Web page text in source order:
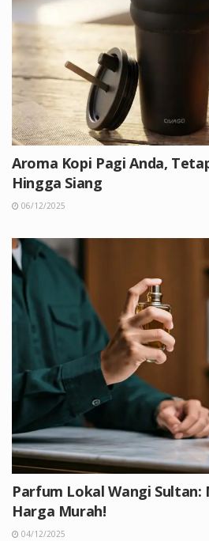
Aroma Kopi Pagi Anda,
Hingga Siang
06/12/2025
Parfum Lokal Wangi Sultan:
Harga Murah!
04/12/2025